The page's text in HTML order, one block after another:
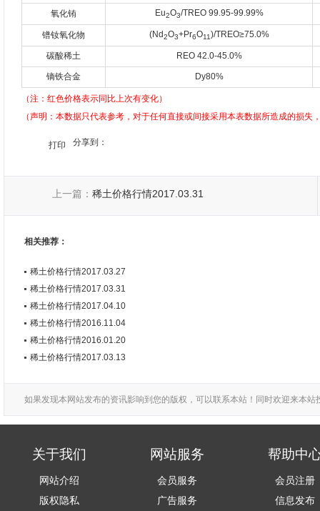
氧化铕 Eu2O3/TREO 99.95-99.99%
镨钕氧化物 (Nd2O3+Pr6O11)/TREO≥75.0%
碳酸稀土 REO 42.0-45.0%
镝铁合金 Dy80%
（注：红色价格表示同比上次有变化）
（声明：本数据只代表参考，对于任何直接或间接采用本表数据所造成的损失
打印 分享到：
上一篇： 稀土价格行情2017.03.31
相关推荐：
稀土价格行情2017.03.27
稀土价格行情2017.03.31
稀土价格行情2017.04.10
稀土价格行情2016.11.04
稀土价格行情2016.01.20
稀土价格行情2017.03.13
如果发现本网站发布的资讯影响到您的版权，可以联系本站！同时欢迎来本站
关于我们
网站介绍
版权隐私
网站服务
会员服务
广告服务
帮助中
会员注册
信息发布